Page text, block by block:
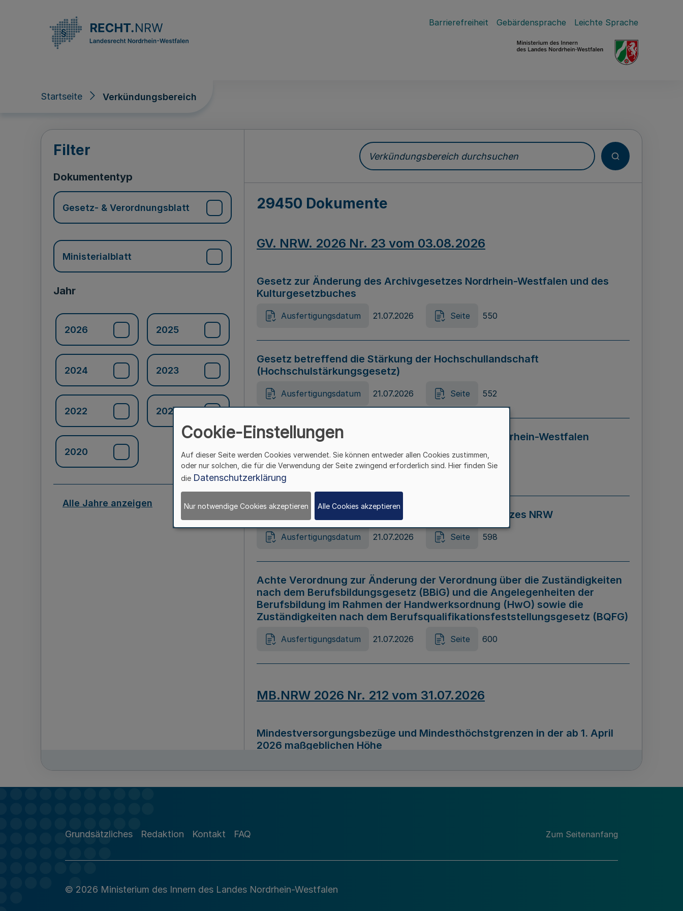
Barrierefreiheit Gebärdensprache Leichte Sprache
Startseite Verkündungsbereich
Verkündungsbereich
Filter
Dokumententyp
Gesetz- & Verordnungsblatt
Ministerialblatt
Jahr
2026 2025
2024 2023
2022 2021
2020
Alle Jahre anzeigen
Verkündungsbereich durchsuchen
29450 Dokumente
GV. NRW. 2026 Nr. 23 vom 03.08.2026
Gesetz zur Änderung des Archivgesetzes Nordrhein-Westfalen und des
Kulturgesetzbuches
Ausfertigungsdatum 21.07.2026 Seite 550
Gesetz betreffend die Stärkung der Hochschullandschaft
(Hochschulstärkungsgesetz)
Ausfertigungsdatum 21.07.2026 Seite 552
Gesetz zur Vermeidung von Diskriminierung in Nordrhein-Westfalen
(Landesantidiskriminierungsgesetz – LADG NRW)
Ausfertigungsdatum 21.07.2026 Seite 595
Gesetz zur Änderung des Online-Casinospiel Gesetzes NRW
Ausfertigungsdatum 21.07.2026 Seite 598
Achte Verordnung zur Änderung der Verordnung über die Zuständigkeiten
nach dem Berufsbildungsgesetz (BBiG) und die Angelegenheiten der
Berufsbildung im Rahmen der Handwerksordnung (HwO) sowie die
Zuständigkeiten nach dem Berufsqualifikationsfeststellungsgesetz (BQFG)
Ausfertigungsdatum 21.07.2026 Seite 600
MB.NRW 2026 Nr. 212 vom 31.07.2026
Mindestversorgungsbezüge und Mindesthöchstgrenzen in der ab 1. April
2026 maßgeblichen Höhe
Richtlinie zur Durchführung des Förderprogramms „Mittelstand Innovativ &
Grundsätzliches Redaktion Kontakt FAQ Zum Seitenanfang
© 2026 Ministerium des Innern des Landes Nordrhein-Westfalen
Cookie-Einstellungen
Auf dieser Seite werden Cookies verwendet. Sie können entweder allen Cookies zustimmen,
oder nur solchen, die für die Verwendung der Seite zwingend erforderlich sind. Hier finden Sie
die Datenschutzerklärung
Nur notwendige Cookies akzeptieren Alle Cookies akzeptieren